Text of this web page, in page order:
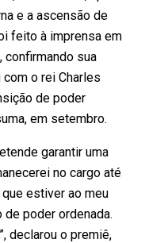
e a ascensão de
feito à imprensa em
confirmando sua
o rei Charles
de poder
em setembro.
garantir uma
no cargo até
estiver ao meu
de poder ordenada.
declarou o premiê,